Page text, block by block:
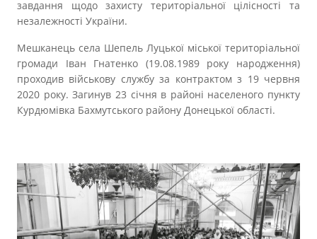
завдання щодо захисту територіальної цілісності та
незалежності України.
Мешканець села Шепель Луцької міської територіальної
громади Іван Гнатенко (19.08.1989 року народження)
проходив військову службу за контрактом з 19 червня
2020 року. Загинув 23 січня в районі населеного пункту
Курдюмівка Бахмутського району Донецької області.